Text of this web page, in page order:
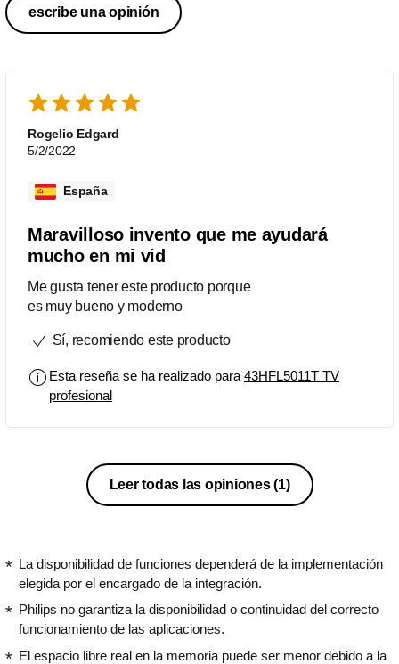
escribe una opinión
Rogelio Edgard
5/2/2022
España
Maravilloso invento que me ayudará
mucho en mi vid
Me gusta tener este producto porque
es muy bueno y moderno
Sí, recomiendo este producto
Esta reseña se ha realizado para 43HFL5011T TV
profesional
Leer todas las opiniones(1)
La disponibilidad de funciones dependerá de la implementación
elegida por el encargado de la integración.
Philips no garantiza la disponibilidad o continuidad del correcto
funcionamiento de las aplicaciones.
El espacio libre real en la memoria puede ser menor debido a la